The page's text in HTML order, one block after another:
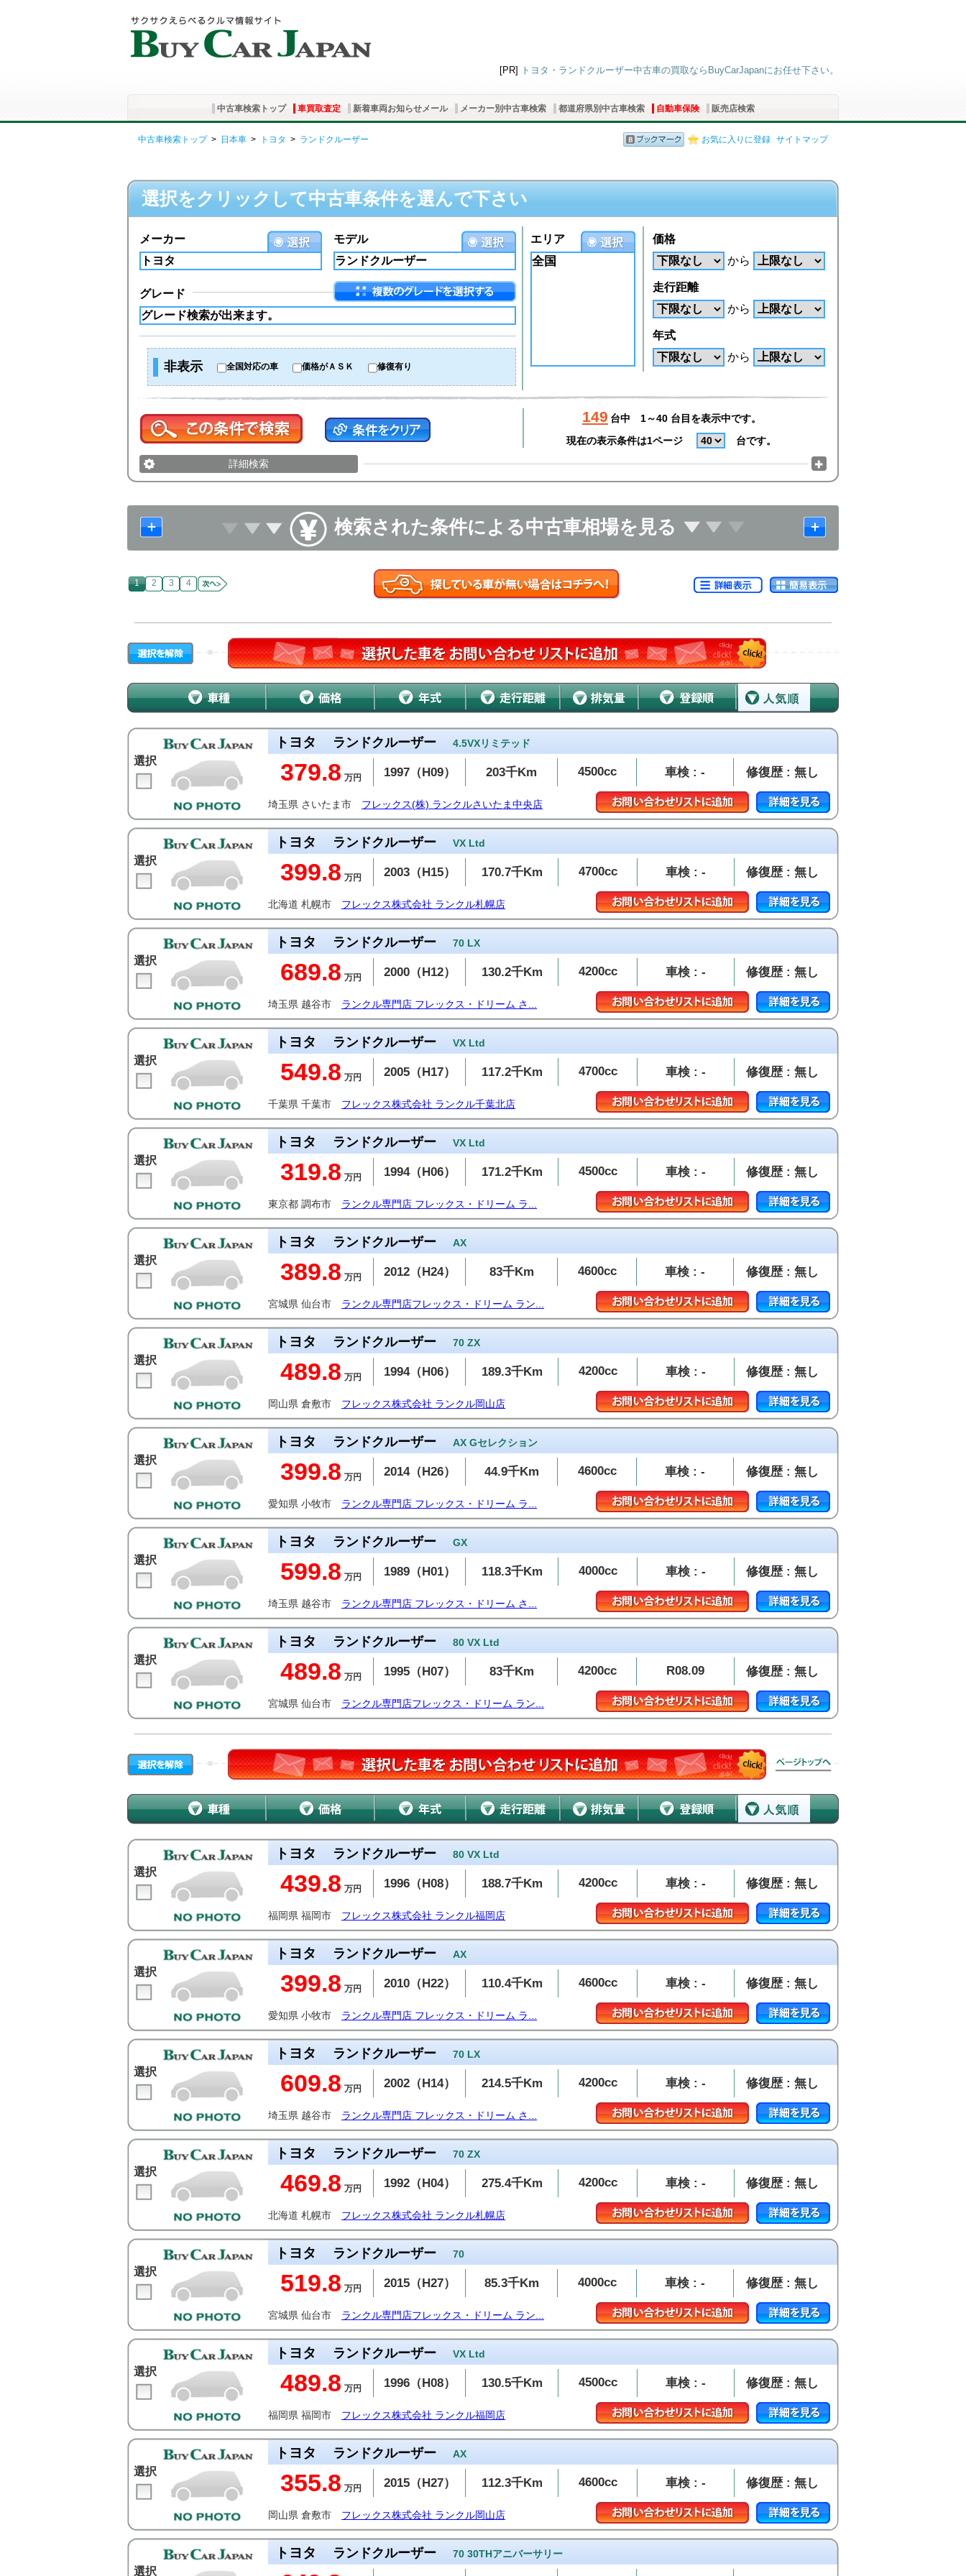
[PR] トヨタ・ランドクルーザー中古車の買取ならBuyCarJapanにお任せ下さい。
中古車検索トップ 車買取査定 新着車両お知らせメール メーカー別中古車検索 都道府県別中古車検索 自動車保険 販売店検索
お気に入りに登録 サイトマップ
中古車検索トップ> 日本車 > トヨタ > ランドクルーザー
選択をクリックして中古車条件を選んで下さい
モデル
メーカー
グレード
非表示 全国対応の車 価格がＡＳＫ 修復有り
エリア
全国
価格
から
走行距離
から
年式
から
149 台中
1～40 台目を表示中です。
現在の表示条件は1ページ
台です。
詳細検索
検索された条件による中古車相場を見る
1 2 3 4
選択
トヨタ ランドクルーザー 4.5VXリミテッド
379.8 万円 1997（H09） 203千Km 4500cc 車検 : - 修復歴 : 無し
埼玉県 さいたま市 フレックス(株) ランクルさいたま中央店
選択
トヨタ ランドクルーザー VX Ltd
399.8 万円 2003（H15） 170.7千Km 4700cc 車検 : - 修復歴 : 無し
北海道 札幌市 フレックス株式会社 ランクル札幌店
選択
トヨタ ランドクルーザー 70 LX
689.8 万円 2000（H12） 130.2千Km 4200cc 車検 : - 修復歴 : 無し
埼玉県 越谷市 ランクル専門店 フレックス・ドリーム さ...
選択
トヨタ ランドクルーザー VX Ltd
549.8 万円 2005（H17） 117.2千Km 4700cc 車検 : - 修復歴 : 無し
千葉県 千葉市 フレックス株式会社 ランクル千葉北店
選択
トヨタ ランドクルーザー VX Ltd
319.8 万円 1994（H06） 171.2千Km 4500cc 車検 : - 修復歴 : 無し
東京都 調布市 ランクル専門店 フレックス・ドリーム ラ...
選択
トヨタ ランドクルーザー AX
389.8 万円 2012（H24） 83千Km 4600cc 車検 : - 修復歴 : 無し
宮城県 仙台市 ランクル専門店フレックス・ドリーム ラン...
選択
トヨタ ランドクルーザー 70 ZX
489.8 万円 1994（H06） 189.3千Km 4200cc 車検 : - 修復歴 : 無し
岡山県 倉敷市 フレックス株式会社 ランクル岡山店
選択
トヨタ ランドクルーザー AX Gセレクション
399.8 万円 2014（H26） 44.9千Km 4600cc 車検 : - 修復歴 : 無し
愛知県 小牧市 ランクル専門店 フレックス・ドリーム ラ...
選択
トヨタ ランドクルーザー GX
599.8 万円 1989（H01） 118.3千Km 4000cc 車検 : - 修復歴 : 無し
埼玉県 越谷市 ランクル専門店 フレックス・ドリーム さ...
選択
トヨタ ランドクルーザー 80 VX Ltd
489.8 万円 1995（H07） 83千Km 4200cc R08.09 修復歴 : 無し
宮城県 仙台市 ランクル専門店フレックス・ドリーム ラン...
選択
トヨタ ランドクルーザー 80 VX Ltd
439.8 万円 1996（H08） 188.7千Km 4200cc 車検 : - 修復歴 : 無し
福岡県 福岡市 フレックス株式会社 ランクル福岡店
選択
トヨタ ランドクルーザー AX
399.8 万円 2010（H22） 110.4千Km 4600cc 車検 : - 修復歴 : 無し
愛知県 小牧市 ランクル専門店 フレックス・ドリーム ラ...
選択
トヨタ ランドクルーザー 70 LX
609.8 万円 2002（H14） 214.5千Km 4200cc 車検 : - 修復歴 : 無し
埼玉県 越谷市 ランクル専門店 フレックス・ドリーム さ...
選択
トヨタ ランドクルーザー 70 ZX
469.8 万円 1992（H04） 275.4千Km 4200cc 車検 : - 修復歴 : 無し
北海道 札幌市 フレックス株式会社 ランクル札幌店
選択
トヨタ ランドクルーザー 70
519.8 万円 2015（H27） 85.3千Km 4000cc 車検 : - 修復歴 : 無し
宮城県 仙台市 ランクル専門店フレックス・ドリーム ラン...
選択
トヨタ ランドクルーザー VX Ltd
489.8 万円 1996（H08） 130.5千Km 4500cc 車検 : - 修復歴 : 無し
福岡県 福岡市 フレックス株式会社 ランクル福岡店
選択
トヨタ ランドクルーザー AX
355.8 万円 2015（H27） 112.3千Km 4600cc 車検 : - 修復歴 : 無し
岡山県 倉敷市 フレックス株式会社 ランクル岡山店
選択
トヨタ ランドクルーザー 70 30THアニバーサリー